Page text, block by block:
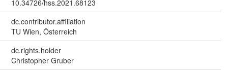
10.34726/hss.2021.68123
dc.contributor.affiliation
TU Wien, Österreich
dc.rights.holder
Christopher Gruber